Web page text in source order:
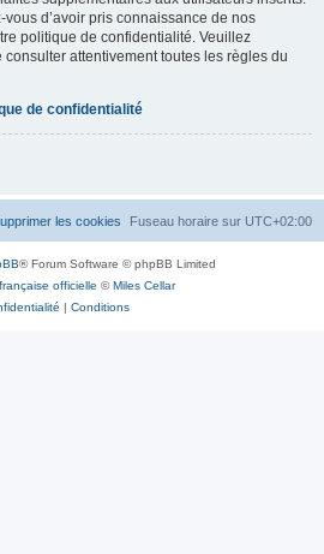
d’avoir pris connaissance de nos
politique de confidentialité. Veuillez
attentivement toutes les règles du
de confidentialité
Fuseau horaire sur UTC+02:00
les cookies
® Forum Software © phpBB Limited
officielle ©Miles Cellar
| Conditions